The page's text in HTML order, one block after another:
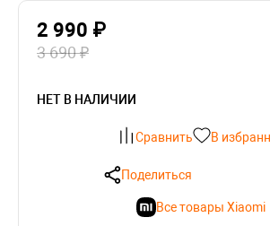
2 990 ₽
3 690 ₽
НЕТ В НАЛИЧИИ
Сравнить В
Поделиться
Все товары Xiaomi